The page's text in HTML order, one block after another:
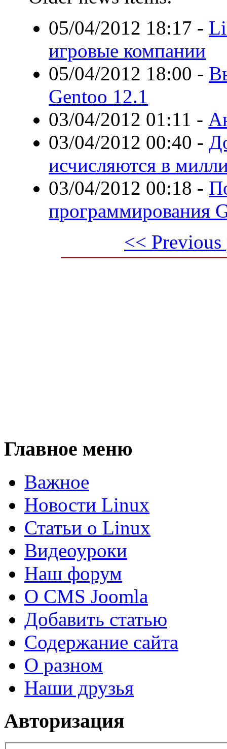
05/04/2012 18:17 -
игровые компании
05/04/2012 18:00 -
Gentoo 12.1
03/04/2012 01:11 -
03/04/2012 00:40 -
исчисляются в
03/04/2012 00:18 -
программирования
<< Previous
Главное меню
Важное
Новости Linux
Статьи о Linux
Видеоуроки
Наш форум
О CMS Joomla
Добавить статью
Содержание сайта
О разном
Наши друзья
Авторизация